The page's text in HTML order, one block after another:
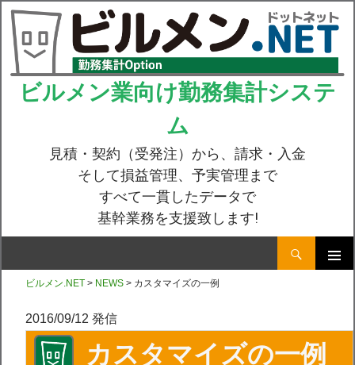
ビルメン業向け勤務集計システ
ム
見積・契約（受発注）から、請求・入金
そして損益管理、予実管理まで
すべて一貫したデータで
基幹業務を支援致します!
コ
ビルメン.NET > NEWS > カスタマイズの一例
2016/09/12 発信
カスタマイズの一例